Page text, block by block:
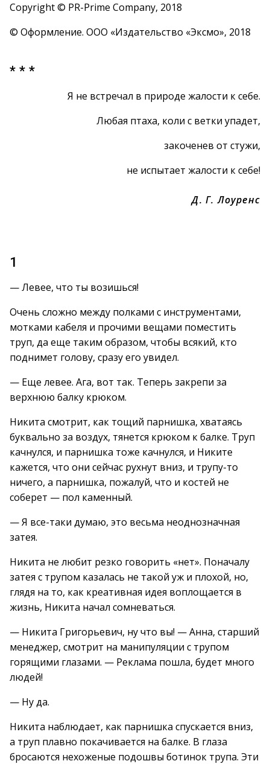
Copyright © PR-Prime Company, 2018
© Оформление. ООО «Издательство «Эксмо», 2018
* * *
Я не встречал в природе жалости к себе.
Любая птаха, коли с ветки упадет,
закоченев от стужи,
не испытает жалости к себе!
Д. Г. Лоуренс
1
— Левее, что ты возишься!
Очень сложно между полками с инструментами,
мотками кабеля и прочими вещами поместить
труп, да еще таким образом, чтобы всякий, кто
поднимет голову, сразу его увидел.
— Еще левее. Ага, вот так. Теперь закрепи за
верхнюю балку крюком.
Никита смотрит, как тощий парнишка, хватаясь
буквально за воздух, тянется крюком к балке. Труп
качнулся, и парнишка тоже качнулся, и Никите
кажется, что они сейчас рухнут вниз, и трупу-то
ничего, а парнишка, пожалуй, что и костей не
соберет — пол каменный.
— Я все-таки думаю, это весьма неоднозначная
затея.
Никита не любит резко говорить «нет». Поначалу
затея с трупом казалась не такой уж и плохой, но,
глядя на то, как креативная идея воплощается в
жизнь, Никита начал сомневаться.
— Никита Григорьевич, ну что вы! — Анна, старший
менеджер, смотрит на манипуляции с трупом
горящими глазами. — Реклама пошла, будет много
людей!
— Ну да.
Никита наблюдает, как парнишка спускается вниз,
а труп плавно покачивается на балке. В глаза
бросаются нехоженые подошвы ботинок трупа. Эти